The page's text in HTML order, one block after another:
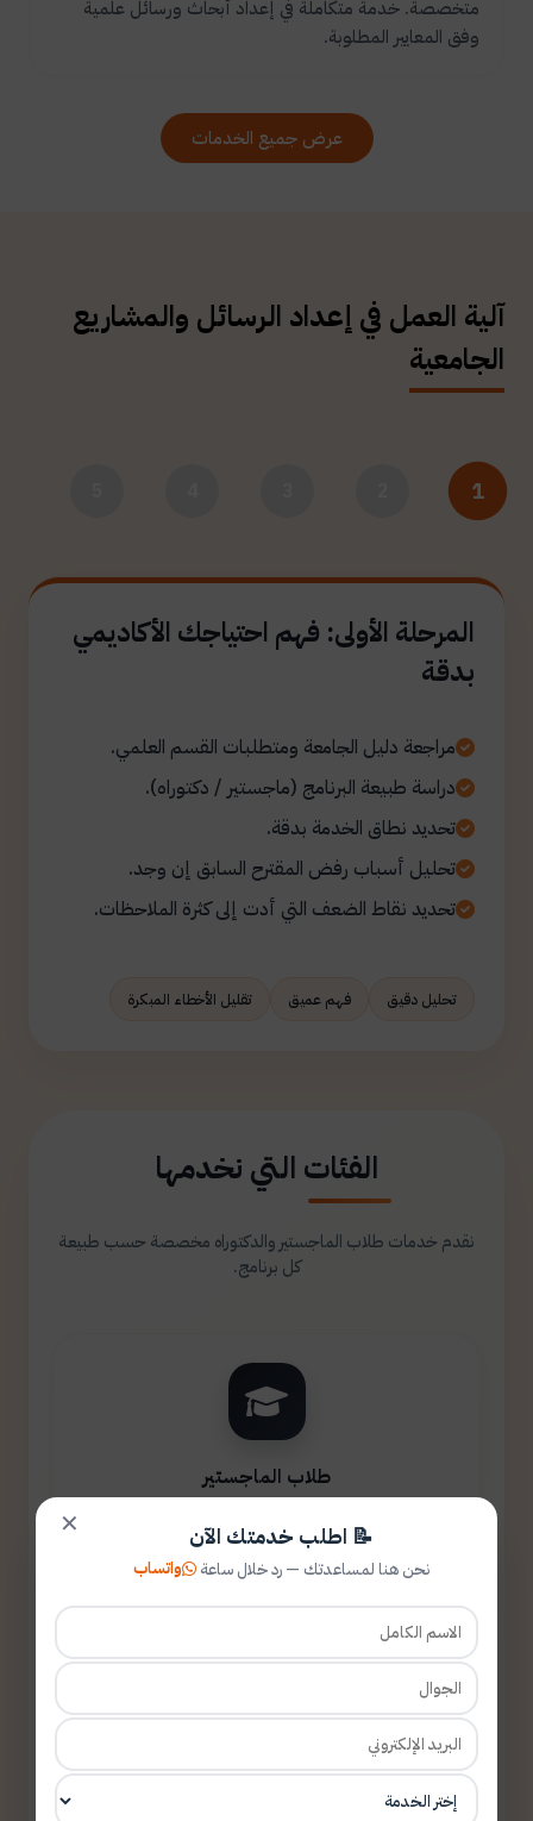
متخصصة. خدمة متكاملة في إعداد أبحاث ورسائل علمية
وفق المعايير المطلوبة.
عرض جميع الخدمات
آلية العمل في إعداد الرسائل والمشاريع
الجامعية
1
المرحلة الأولى: فهم احتياجك الأكاديمي
بدقة
مراجعة دليل الجامعة ومتطلبات القسم العلمي.
دراسة طبيعة البرنامج (ماجستير / دكتوراه).
تحديد نطاق الخدمة بدقة.
تحليل أسباب رفض المقترح السابق إن وجد.
تحديد نقاط الضعف التي أدت إلى كثرة الملاحظات.
تحليل دقيق فهم عميق تقليل الأخطاء المبكرة
الفئات التي نخدمها
نقدم خدمات طلاب الماجستير والدكتوراه مخصصة حسب طبيعة
كل برنامج.
طلاب الماجستير
✕ 📝 اطلب خدمتك الآن
نحن هنا لمساعدتك — رد خلال ساعة واتساب